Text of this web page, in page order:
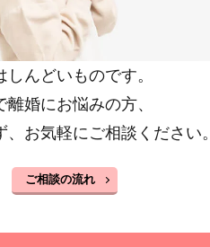
んどいものです。
婚にお悩みの方、
お気軽にご相談ください。
ご相談の流れ